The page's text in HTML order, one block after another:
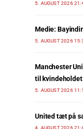
5. AUGUST 2026
Medie:
5. AUGUST 2026
Manchester
til kvindeholdet
5. AUGUST 2026
United tæt på
4. AUGUST 2026